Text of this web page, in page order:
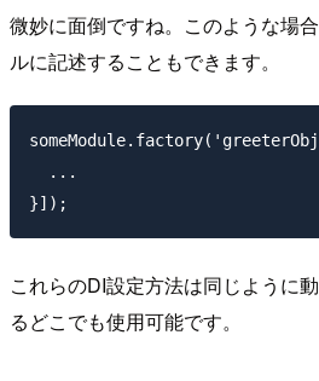
微妙に面倒ですね。このような場
ルに記述することもできます。
  ...
これらのDI設定方法は同じように
るどこでも使用可能です。